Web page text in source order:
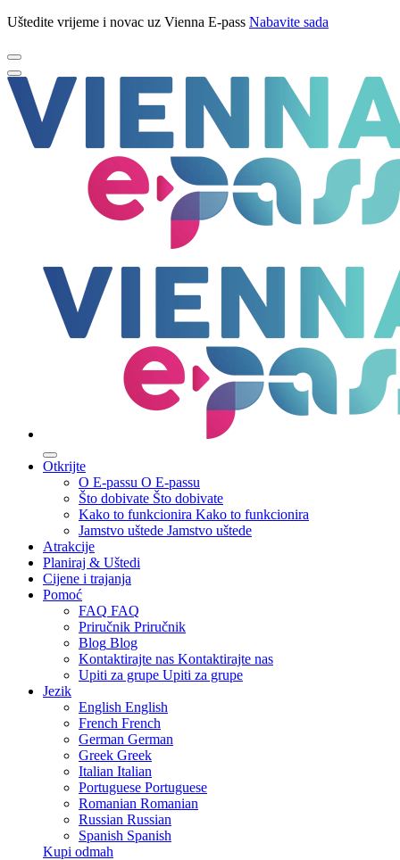
Uštedite vrijeme i novac uz Vienna E-pass Nabavite sada
Otkrijte
O E-passu O E-passu
Što dobivate Što dobivate
Kako to funkcionira Kako to funkcionira
Jamstvo uštede Jamstvo uštede
Atrakcije
Planiraj & Uštedi
Cijene i trajanja
Pomoć
FAQ FAQ
Priručnik Priručnik
Blog Blog
Kontaktirajte nas Kontaktirajte nas
Upiti za grupe Upiti za grupe
Jezik
English English
French French
German German
Greek Greek
Italian Italian
Portuguese Portuguese
Romanian Romanian
Russian Russian
Spanish Spanish
Kupi odmah